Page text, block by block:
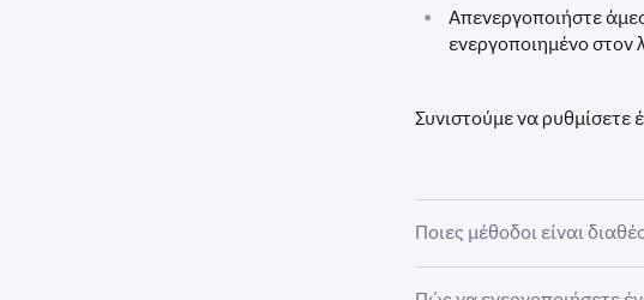
•
Απενεργοποιήστε
ενεργοποιημένο στον
Συνιστούμε να ρυθμίσετε
Ποιες μέθοδοι είναι